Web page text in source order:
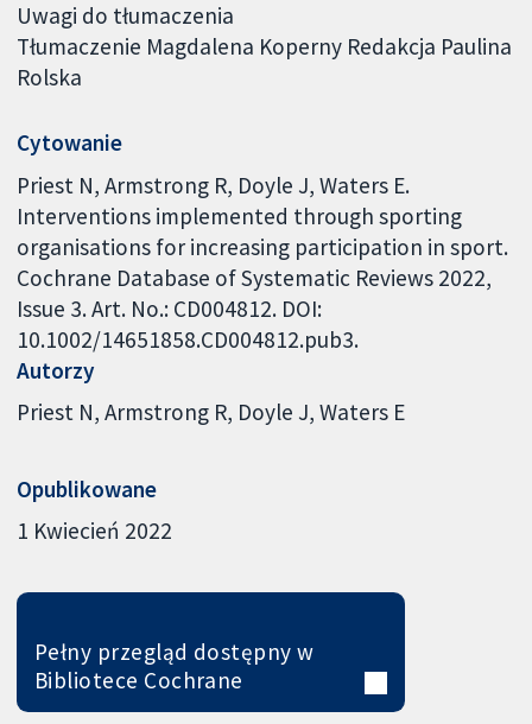
Uwagi do tłumaczenia
Tłumaczenie Magdalena Koperny Redakcja Paulina
Rolska
Cytowanie
Priest N, Armstrong R, Doyle J, Waters E.
Interventions implemented through sporting
organisations for increasing participation in sport.
Cochrane Database of Systematic Reviews 2022,
Issue 3. Art. No.: CD004812. DOI:
10.1002/14651858.CD004812.pub3.
Autorzy
Priest N Armstrong R Doyle J Waters E
Opublikowane
1 Kwiecień 2022
Pełny przegląd dostępny w
Bibliotece Cochrane